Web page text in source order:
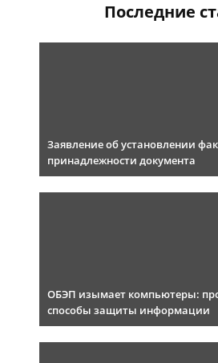
Последние
Заявление об установлении
принадлежности документа
ОБЭП изымает компьютеры:
способы защиты информации